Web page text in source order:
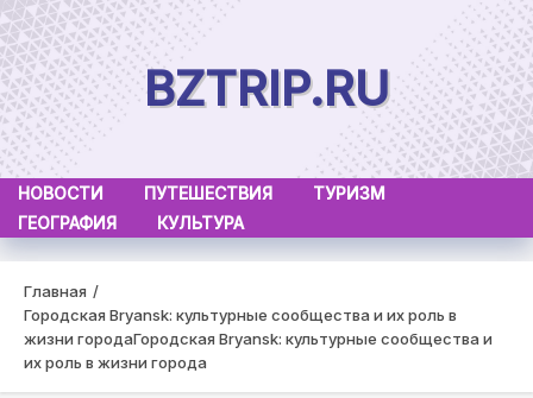
Skip
to
content
BZTRIP.RU
НОВОСТИ ПУТЕШЕСТВИЯ
ТУРИЗМ
ГЕОГРАФИЯ
КУЛЬТУРА
Главная
Городская Bryansk: культурные сообщества и их роль в
жизни городаГородская Bryansk: культурные сообщества и
их роль в жизни города